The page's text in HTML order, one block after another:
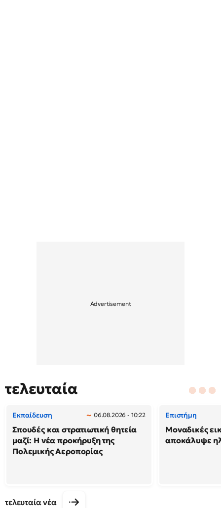
τελευταία
Εκπαίδευση 06.08.2026 - 10:22
Σπουδές και στρατιωτική θητεία
μαζί: Η νέα προκήρυξη της
Πολεμικής Αεροπορίας
Επιστήμη
Μοναδικές
αποκάλυψε
τελευταία νέα